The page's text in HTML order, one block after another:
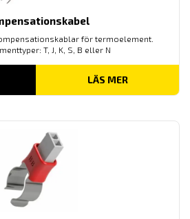
för termoelement.
T, J, K, S, B eller N
LÄS MER